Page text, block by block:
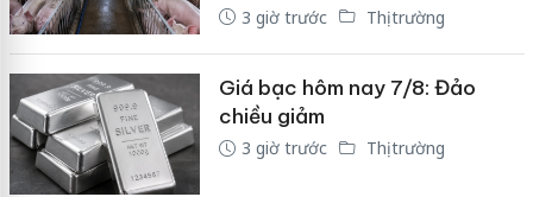
3 giờ trước Thị trường
Giá bạc hôm nay 7/8: Đảo
chiều giảm
3 giờ trước Thị trường